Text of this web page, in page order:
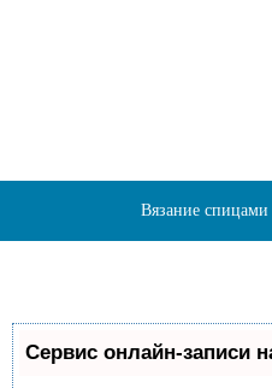
Вязание спицами
Сервис онлайн-записи